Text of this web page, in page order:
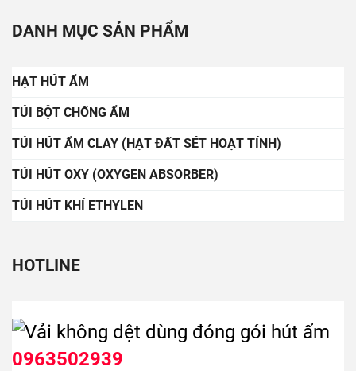
DANH MỤC SẢN PHẨM
HẠT HÚT ẨM
TÚI BỘT CHỐNG ẨM
TÚI HÚT ẨM CLAY (HẠT ĐẤT SÉT HOẠT TÍNH)
TÚI HÚT OXY (OXYGEN ABSORBER)
TÚI HÚT KHÍ ETHYLEN
HOTLINE
0963502939